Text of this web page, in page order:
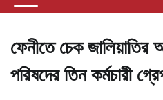
ফেনীতে চেক
পরিষদের তিন কর্মচারী